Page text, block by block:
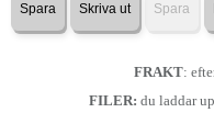
Spara Skriva ut Spara
FRAKT:
FILER: du laddar